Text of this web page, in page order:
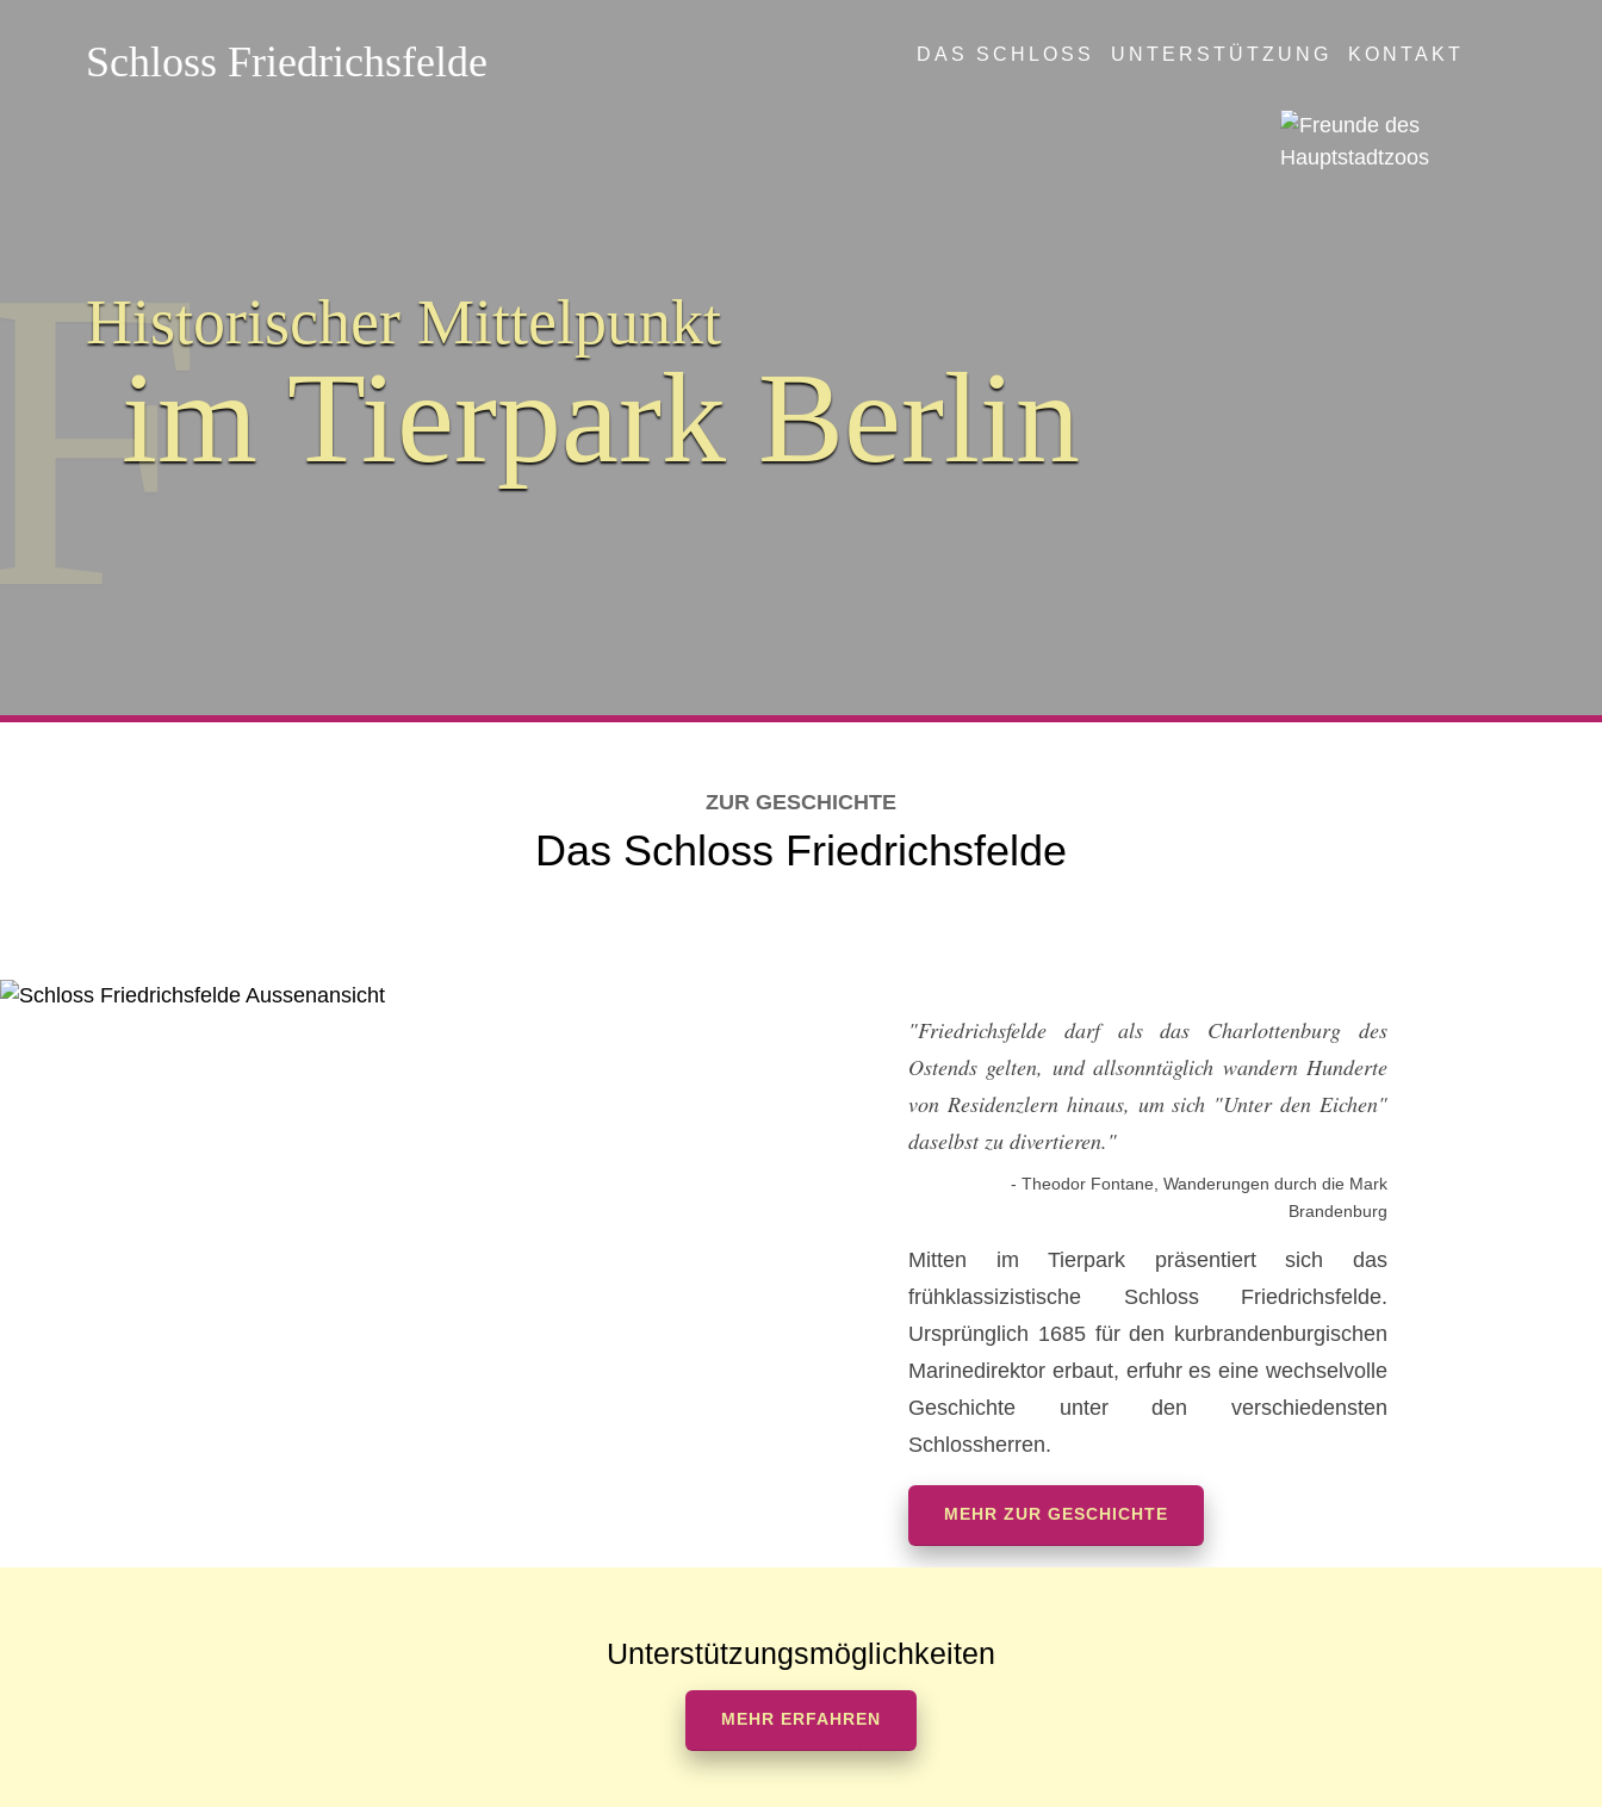
Schloss Friedrichsfelde DAS SCHLOSS UNTERSTÜTZUNG KONTAKT
SUCHE
Historischer Mittelpunkt
im Tierpark Berlin
ZUR GESCHICHTE
Das Schloss Friedrichsfelde
"Friedrichsfelde darf als das Charlottenburg des
Ostends gelten, und allsonntäglich wandern Hunderte
von Residenzlern hinaus, um sich "Unter den Eichen"
daselbst zu divertieren."
- Theodor Fontane, Wanderungen durch die Mark
Brandenburg
Mitten im Tierpark präsentiert sich das
frühklassizistische Schloss Friedrichsfelde.
Ursprünglich 1685 für den kurbrandenburgischen
Marinedirektor erbaut, erfuhr es eine wechselvolle
Geschichte unter den verschiedensten
Schlossherren.
MEHR ZUR GESCHICHTE
Unterstützungsmöglichkeiten
MEHR ERFAHREN